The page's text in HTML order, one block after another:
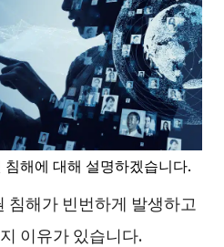
해에 대해 설명하겠습니다.
침해가 빈번하게 발생하고
이유가 있습니다.